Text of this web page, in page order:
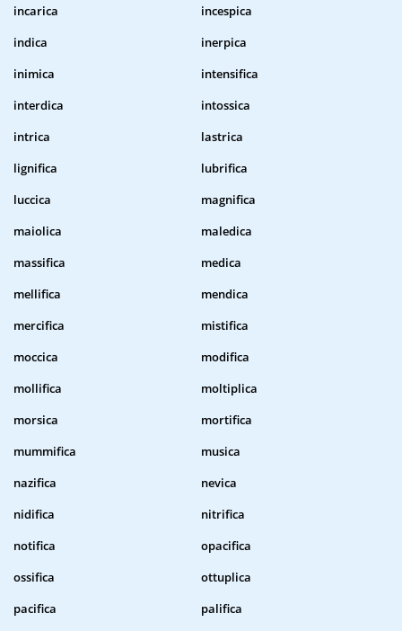
incarica
incespica
indica
inerpica
inimica
intensifica
interdica
intossica
intrica
lastrica
lignifica
lubrifica
luccica
magnifica
maiolica
maledica
massifica
medica
mellifica
mendica
mercifica
mistifica
moccica
modifica
mollifica
moltiplica
morsica
mortifica
mummifica
musica
nazifica
nevica
nidifica
nitrifica
notifica
opacifica
ossifica
ottuplica
pacifica
palifica